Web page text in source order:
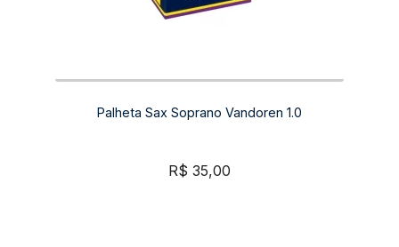
Palheta Sax Soprano Vandoren 1.0
R$ 35,00